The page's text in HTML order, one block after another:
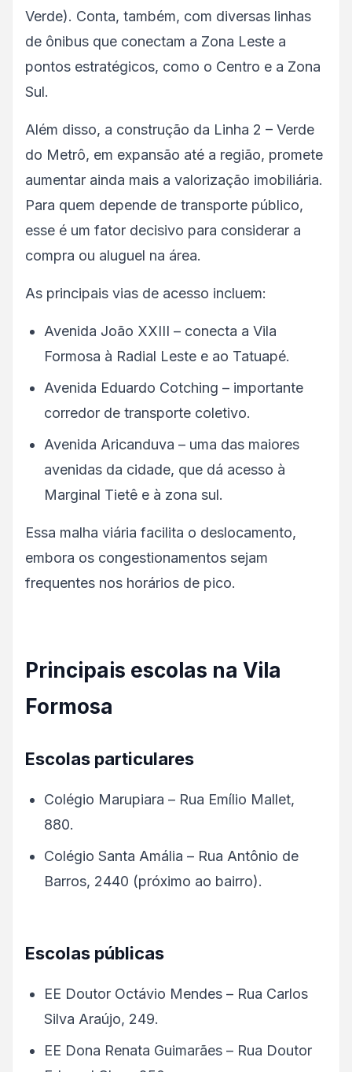
Verde). Conta, também, com diversas linhas
de ônibus que conectam a Zona Leste a
pontos estratégicos, como o Centro e a Zona
Sul.
Além disso, a construção da Linha 2 – Verde
do Metrô, em expansão até a região, promete
aumentar ainda mais a valorização imobiliária.
Para quem depende de transporte público,
esse é um fator decisivo para considerar a
compra ou aluguel na área.
As principais vias de acesso incluem:
Avenida João XXIII – conecta a Vila
Formosa à Radial Leste e ao Tatuapé.
Avenida Eduardo Cotching – importante
corredor de transporte coletivo.
Avenida Aricanduva – uma das maiores
avenidas da cidade, que dá acesso à
Marginal Tietê e à zona sul.
Essa malha viária facilita o deslocamento,
embora os congestionamentos sejam
frequentes nos horários de pico.
Principais escolas na Vila
Formosa
Escolas particulares
Colégio Marupiara – Rua Emílio Mallet,
880.
Colégio Santa Amália – Rua Antônio de
Barros, 2440 (próximo ao bairro).
Escolas públicas
EE Doutor Octávio Mendes – Rua Carlos
Silva Araújo, 249.
EE Dona Renata Guimarães – Rua Doutor